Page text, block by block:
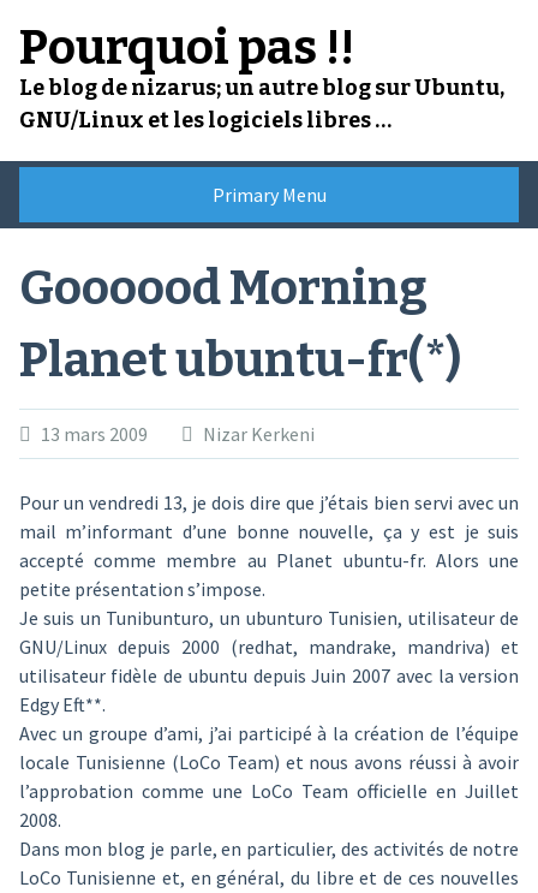
content
Pourquoi pas !!
Le blog de nizarus; un autre blog sur Ubuntu,
GNU/Linux et les logiciels libres …
Primary Menu
Goooood Morning
Planet ubuntu-fr(*)
13 mars 2009 Nizar Kerkeni
Pour un vendredi 13, je dois dire que j’étais bien servi avec un
mail m’informant d’une bonne nouvelle, ça y est je suis
accepté comme membre au Planet ubuntu-fr. Alors une
petite présentation s’impose.
Je suis un Tunibunturo, un ubunturo Tunisien, utilisateur de
GNU/Linux depuis 2000 (redhat, mandrake, mandriva) et
utilisateur fidèle de ubuntu depuis Juin 2007 avec la version
Edgy Eft**.
Avec un groupe d’ami, j’ai participé à la création de l’équipe
locale Tunisienne (LoCo Team) et nous avons réussi à avoir
l’approbation comme une LoCo Team officielle en Juillet
2008.
Dans mon blog je parle, en particulier, des activités de notre
LoCo Tunisienne et, en général, du libre et de ces nouvelles